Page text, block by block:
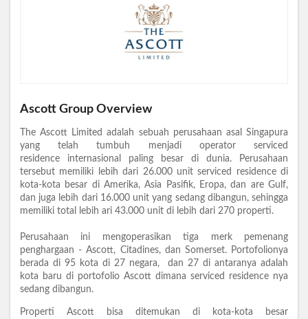
Ascott Group Overview
The Ascott Limited adalah sebuah perusahaan asal Singapura
yang telah tumbuh menjadi operator serviced
residence internasional paling besar di dunia. Perusahaan
tersebut memiliki lebih dari 26.000 unit serviced residence di
kota-kota besar di Amerika, Asia Pasifik, Eropa, dan are Gulf,
dan juga lebih dari 16.000 unit yang sedang dibangun, sehingga
memiliki total lebih ari 43.000 unit di lebih dari 270 properti.
Perusahaan ini mengoperasikan tiga merk pemenang
penghargaan - Ascott, Citadines, dan Somerset. Portofolionya
berada di 95 kota di 27 negara, dan 27 di antaranya adalah
kota baru di portofolio Ascott dimana serviced residence nya
sedang dibangun.
Properti Ascott bisa ditemukan di kota-kota besar